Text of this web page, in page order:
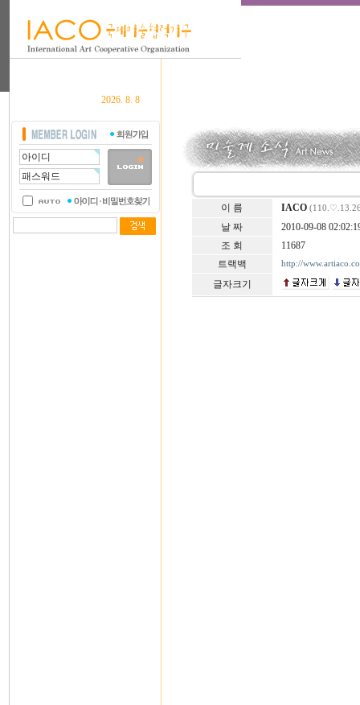
2026. 8. 8
이 름 IACO
날 짜
2010-09-08
조 회
11687
트랙백
http://
글자크기